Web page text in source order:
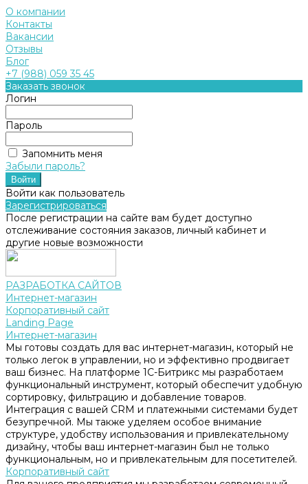
О компании
Контакты
Вакансии
Отзывы
Блог
+7 (988) 059 35 45
Заказать звонок
Логин
Пароль
Запомнить меня
Забыли пароль?
Войти как пользователь
Зарегистрироваться
После регистрации на сайте вам будет доступно
отслеживание состояния заказов, личный кабинет и
другие новые возможности
РАЗРАБОТКА САЙТОВ
Интернет-магазин
Корпоративный сайт
Landing Page
Интернет-магазин
Мы готовы создать для вас интернет-магазин, который не
только легок в управлении, но и эффективно продвигает
ваш бизнес. На платформе 1С-Битрикс мы разработаем
функциональный инструмент, который обеспечит удобную
сортировку, фильтрацию и добавление товаров.
Интеграция с вашей CRM и платежными системами будет
безупречной. Мы также уделяем особое внимание
структуре, удобству использования и привлекательному
дизайну, чтобы ваш интернет-магазин был не только
функциональным, но и привлекательным для посетителей.
Корпоративный сайт